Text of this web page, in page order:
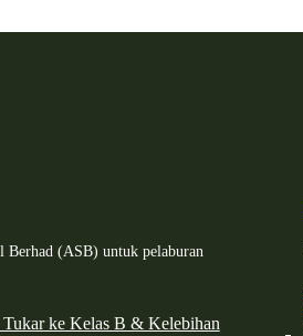
Berhad (ASB) untuk pelaburan
ke Kelas B & Kelebihan